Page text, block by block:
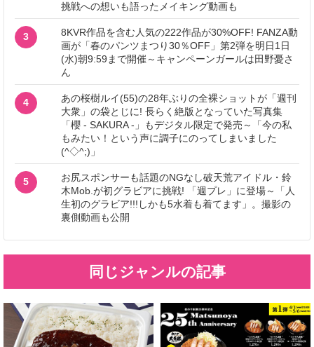
挑戦への想いも語ったメイキング動画も
3
8KVR作品を含む人気の222作品が30%OFF! FANZA動
画が「春のパンツまつり30％OFF」第2弾を明日1日
(水)朝9:59まで開催～キャンペーンガールは田野憂さ
ん
4
あの桜樹ルイ(55)の28年ぶりの全裸ショットが「週刊
大衆」の袋とじに! 長らく絶版となっていた写真集
「櫻 - SAKURA -」もデジタル限定で発売～「今の私
もみたい！という声に調子にのってしまいました
(^◇^;)」
5
お尻スポンサーも話題のNGなし破天荒アイドル・鈴
木Mob.が初グラビアに挑戦! 「週プレ」に登場～「人
生初のグラビア!!!しかも5水着も着てます」。撮影の
裏側動画も公開
同じジャンルの記事